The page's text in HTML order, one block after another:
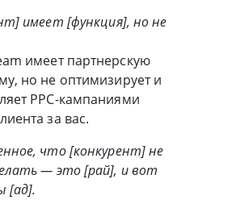
имеет [функция], но не
имеет партнерскую
но не оптимизирует и
PPC-кампаниями
за вас.
что [конкурент] не
— это [рай], и вот
[ад].